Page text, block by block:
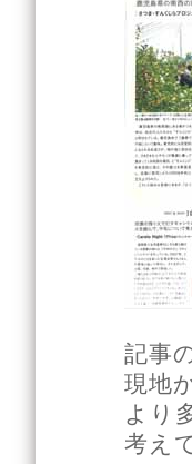
記事
現地
より
考え